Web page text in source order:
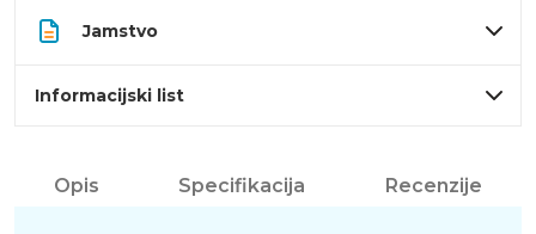
Jamstvo
Informacijski list
Opis Specifikacija Recenzije